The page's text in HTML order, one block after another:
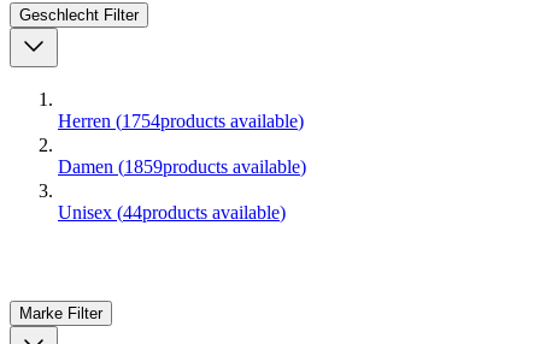
Geschlecht Filter
Herren (1754products available)
Damen (1859products available)
Unisex (44products available)
Marke Filter